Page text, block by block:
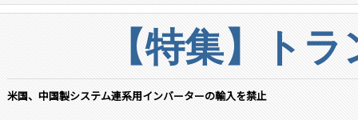
【特集】ト
米国、中国製システム連系用インバーターの輸入を禁止